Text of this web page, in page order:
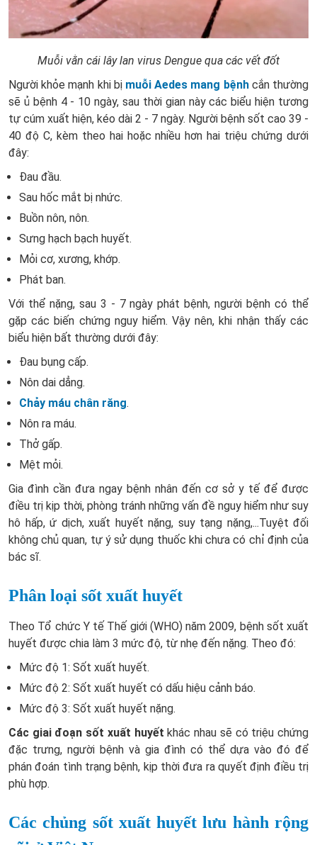
Muỗi vằn cái lây lan virus Dengue qua các vết đốt
Người khỏe mạnh khi bị muỗi Aedes mang bệnhcắn thường
sẽ ủ bệnh 4 - 10 ngày, sau thời gian này các biểu hiện tương
tự cúm xuất hiện, kéo dài 2 - 7 ngày. Người bệnh sốt cao 39 -
40 độ C, kèm theo hai hoặc nhiều hơn hai triệu chứng dưới
đây:
Đau đầu.
Sau hốc mắt bị nhức.
Buồn nôn, nôn.
Sưng hạch bạch huyết.
Mỏi cơ, xương, khớp.
Phát ban.
Với thể nặng, sau 3 - 7 ngày phát bệnh, người bệnh có thể
gặp các biến chứng nguy hiểm. Vậy nên, khi nhận thấy các
biểu hiện bất thường dưới đây:
Đau bụng cấp.
Nôn dai dẳng.
Chảy máu chân răng.
Nôn ra máu.
Thở gấp.
Mệt mỏi.
Gia đình cần đưa ngay bệnh nhân đến cơ sở y tế để được
điều trị kịp thời, phòng tránh những vấn đề nguy hiểm như suy
hô hấp, ứ dịch, xuất huyết nặng, suy tạng nặng,...Tuyệt đối
không chủ quan, tự ý sử dụng thuốc khi chưa có chỉ định của
bác sĩ.
Phân loại sốt xuất huyết
Theo Tổ chức Y tế Thế giới (WHO) năm 2009, bệnh sốt xuất
huyết được chia làm 3 mức độ, từ nhẹ đến nặng. Theo đó:
Mức độ 1: Sốt xuất huyết.
Mức độ 2: Sốt xuất huyết có dấu hiệu cảnh báo.
Mức độ 3: Sốt xuất huyết nặng.
Các giai đoạn sốt xuất huyết khác nhau sẽ có triệu chứng
đặc trưng, người bệnh và gia đình có thể dựa vào đó để
phán đoán tình trạng bệnh, kịp thời đưa ra quyết định điều trị
phù hợp.
Các chủng sốt xuất huyết lưu hành rộng